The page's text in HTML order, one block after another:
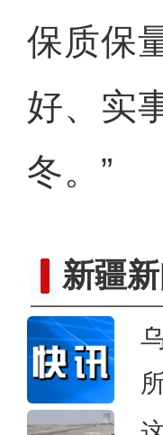
保质保
好、实
冬。”
新疆